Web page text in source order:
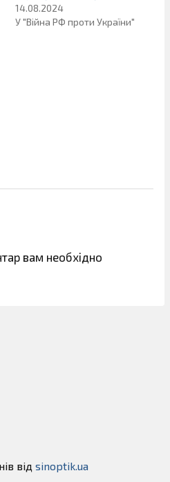
14.08.2024
У "Війна РФ проти України"
вам необхідно
від sinoptik.ua